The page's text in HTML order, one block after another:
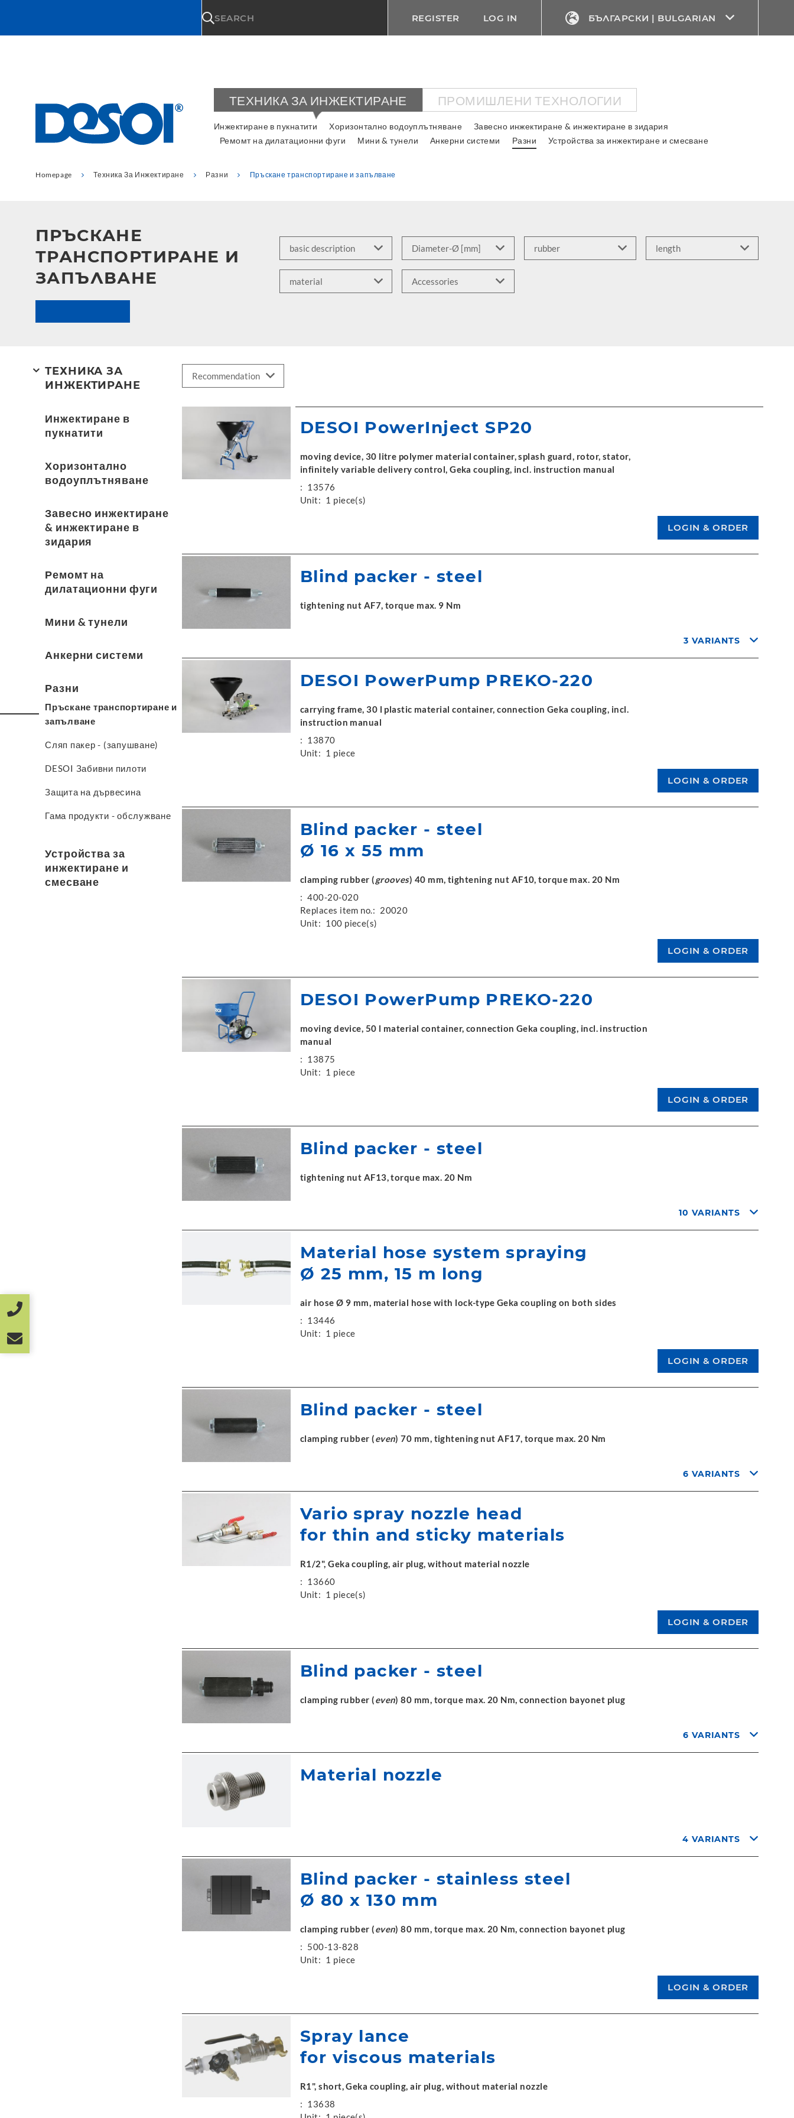
SEARCH REGISTER LOG IN БЪЛГАРСКИ | BULGARIAN
ТЕХНИКА ЗА ИНЖЕКТИРАНЕ ПРОМИШЛЕНИ ТЕХНОЛОГИИ
Инжектиране в пукнатити Хоризонтално водоуплътняване
Завесно инжектиране & инжектиране в зидария
Ремомт на дилатационни фуги
Мини & тунели Анкерни системи Разни Устройства за инжектиране и смесване
Homepage Техника За Инжектиране Разни Пръскане транспортиране и запълване
ПРЪСКАНЕ
ТРАНСПОРТИРАНЕ И
ЗАПЪЛВАНЕ
ТЕХНИКА ЗА
ИНЖЕКТИРАНЕ
Инжектиране в
пукнатити
Хоризонтално
водоуплътняване
Завесно инжектиране
& инжектиране в
зидария
Ремомт на
дилатационни фуги
Мини & тунели
Анкерни системи
Разни
Пръскане транспортиране и
запълване
Сляп пакер - (запушване)
DESOI Забивни пилоти
Защита на дървесина
Гама продукти - обслужване
Устройства за
инжектиране и
смесване
DESOI PowerInject SP20
moving device, 30 litre polymer material container, splash guard, rotor, stator,
infinitely variable delivery control, Geka coupling, incl. instruction manual
: 13576
Unit: 1 piece(s)
Blind packer - steel
tightening nut AF7, torque max. 9 Nm
3 VARIANTS
DESOI PowerPump PREKO-220
carrying frame, 30 l plastic material container, connection Geka coupling, incl.
instruction manual
: 13870
Unit: 1 piece
Blind packer - steel
Ø 16 x 55 mm
clamping rubber (grooves) 40 mm, tightening nut AF10, torque max. 20 Nm
: 400-20-020
Replaces item no.: 20020
Unit: 100 piece(s)
DESOI PowerPump PREKO-220
moving device, 50 l material container, connection Geka coupling, incl. instruction
manual
: 13875
Unit: 1 piece
Blind packer - steel
tightening nut AF13, torque max. 20 Nm
10 VARIANTS
Material hose system spraying
Ø 25 mm, 15 m long
air hose Ø 9 mm, material hose with lock-type Geka coupling on both sides
: 13446
Unit: 1 piece
Blind packer - steel
clamping rubber (even) 70 mm, tightening nut AF17, torque max. 20 Nm
6 VARIANTS
Vario spray nozzle head
for thin and sticky materials
R1/2", Geka coupling, air plug, without material nozzle
: 13660
Unit: 1 piece(s)
Blind packer - steel
clamping rubber (even) 80 mm, torque max. 20 Nm, connection bayonet plug
6 VARIANTS
Material nozzle
4 VARIANTS
Blind packer - stainless steel
Ø 80 x 130 mm
clamping rubber (even) 80 mm, torque max. 20 Nm, connection bayonet plug
: 500-13-828
Unit: 1 piece
Spray lance
for viscous materials
R1", short, Geka coupling, air plug, without material nozzle
: 13638